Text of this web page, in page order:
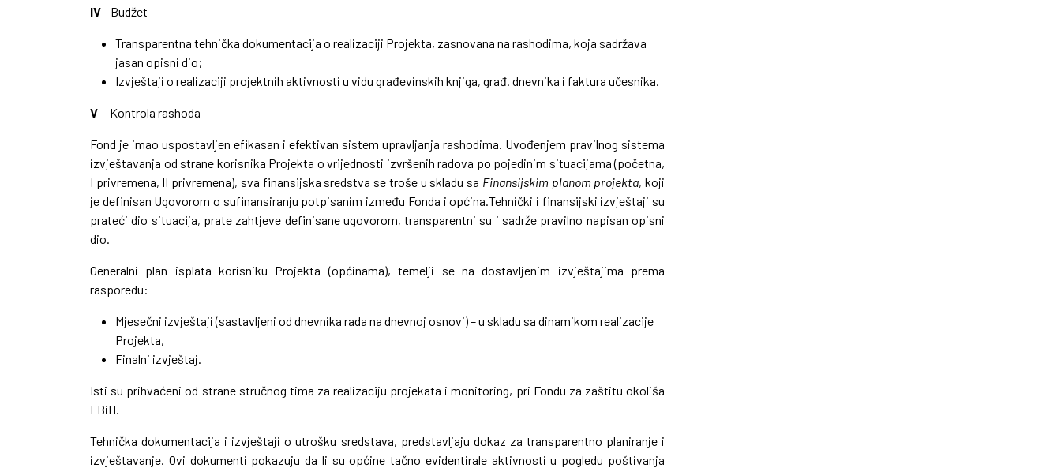
IV Budžet
Transparentna tehnička dokumentacija o realizaciji Projekta, zasnovana na rashodima, koja sadržava
jasan opisni dio;
Izvještaji o realizaciji projektnih aktivnosti u vidu građevinskih knjiga, građ. dnevnika i faktura učesnika.
V Kontrola rashoda
Fond je imao uspostavljen efikasan i efektivan sistem upravljanja rashodima. Uvođenjem pravilnog sistema
izvještavanja od strane korisnika Projekta o vrijednosti izvršenih radova po pojedinim situacijama (početna,
I privremena, II privremena), sva finansijska sredstva se troše u skladu sa Finansijskim planom projekta, koji
je definisan Ugovorom o sufinansiranju potpisanim između Fonda i općina.Tehnički i finansijski izvještaji su
prateći dio situacija, prate zahtjeve definisane ugovorom, transparentni su i sadrže pravilno napisan opisni
dio.
Generalni plan isplata korisniku Projekta (općinama), temelji se na dostavljenim izvještajima prema
rasporedu:
Mjesečni izvještaji (sastavljeni od dnevnika rada na dnevnoj osnovi) – u skladu sa dinamikom realizacije
Projekta,
Finalni izvještaj.
Isti su prihvaćeni od strane stručnog tima za realizaciju projekata i monitoring, pri Fondu za zaštitu okoliša
FBiH.
Tehnička dokumentacija i izvještaji o utrošku sredstava, predstavljaju dokaz za transparentno planiranje i
izvještavanje. Ovi dokumenti pokazuju da li su općine tačno evidentirale aktivnosti u pogledu poštivanja